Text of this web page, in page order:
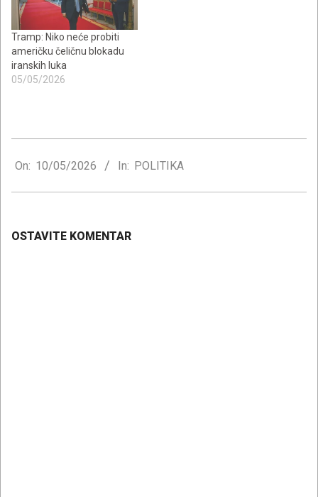
Tramp: Niko neće probiti
američku čeličnu blokadu
iranskih luka
05/05/2026
05-
On: 10/05/2026 In: POLITIKA
OSTAVITE KOMENTAR